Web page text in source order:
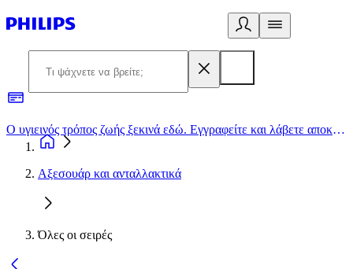
Ο υγιεινός τρόπος ζωής ξεκινά εδώ. Εγγραφείτε και λάβετε αποκλειστικές προσφορές
Αξεσουάρ και ανταλλακτικά
Όλες οι σειρές